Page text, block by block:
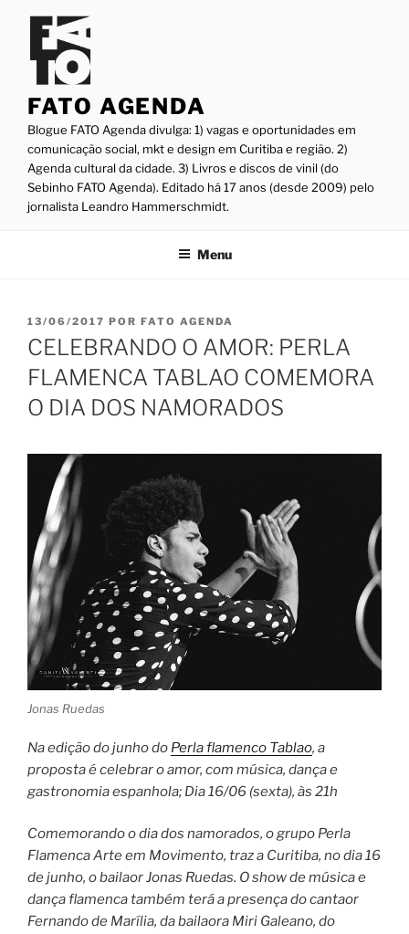
conteúdo
FATO AGENDA
Blogue FATO Agenda divulga: 1) vagas e oportunidades em
comunicação social, mkt e design em Curitiba e região. 2)
Agenda cultural da cidade. 3) Livros e discos de vinil (do
Sebinho FATO Agenda). Editado há 17 anos (desde 2009) pelo
jornalista Leandro Hammerschmidt.
Menu
PUBLICADO
EM
13/06/2017 POR FATO AGENDA
CELEBRANDO O AMOR: PERLA
FLAMENCA TABLAO COMEMORA
O DIA DOS NAMORADOS
Jonas Ruedas
Na edição do junho do Perla flamenco Tablao, a
proposta é celebrar o amor, com música, dança e
gastronomia espanhola; Dia 16/06 (sexta), às 21h
Comemorando o dia dos namorados, o grupo Perla
Flamenca Arte em Movimento, traz a Curitiba, no dia 16
de junho, o bailaor Jonas Ruedas. O show de música e
dança flamenca também terá a presença do cantaor
Fernando de Marília, da bailaora Miri Galeano, do